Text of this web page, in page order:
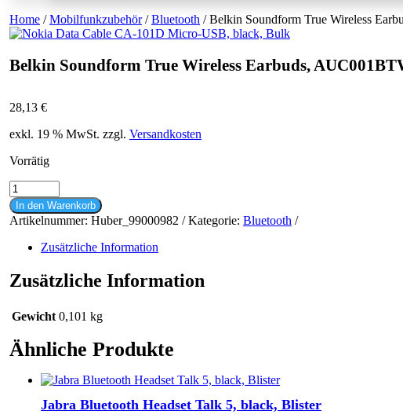
Home /Mobilfunkzubehör/Bluetooth / Belkin Soundform True Wireless
Belkin Soundform True Wireless Earbuds,
28,13 €
exkl. 19 % MwSt. zzgl. Versandkosten
Vorrätig
Belkin
Soundform
True
Wireless
Earbuds,
AUC001BTWH,
white,
Blister
In den Warenkorb
Artikelnummer: Huber_99000982 Kategorie: Bluetooth
Zusätzliche Information
Zusätzliche Information
Gewicht 0,101 kg
Ähnliche Produkte
Jabra Bluetooth Headset Talk 5, black, Blister